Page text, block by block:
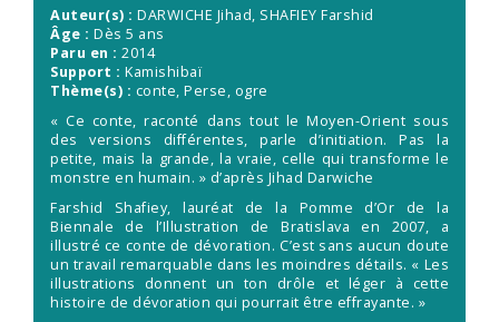
Auteur(s) : DARWICHE Jihad, SHAFIEY Farshid
Âge : Dès 5 ans
Paru en : 2014
Support : Kamishibaï
Thème(s) : conte, Perse, ogre
« Ce conte, raconté dans tout le Moyen-Orient sous
des versions différentes, parle d’initiation. Pas la
petite, mais la grande, la vraie, celle qui transforme le
monstre en humain. » d’après Jihad Darwiche
Farshid Shafiey, lauréat de la Pomme d’Or de la
Biennale de l’Illustration de Bratislava en 2007, a
illustré ce conte de dévoration. C’est sans aucun doute
un travail remarquable dans les moindres détails. « Les
illustrations donnent un ton drôle et léger à cette
histoire de dévoration qui pourrait être effrayante. »